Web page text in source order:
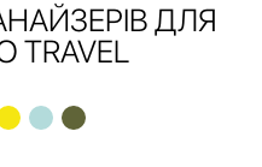
ДЛЯ
TRAVEL